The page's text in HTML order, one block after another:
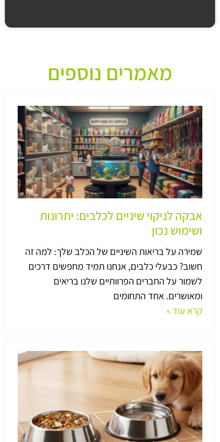
מאמרים נוספים
אבקה לניקוי שיניים לכלבים: יתרונות
ושימוש נכון
שמירה על בריאות השיניים של הכלב שלך: למה זה
חשוב? כבעלי כלבים, אנחנו תמיד מחפשים דרכים
לשמור על החברים הפרוותיים שלנו בריאים
ומאושרים. אחד התחומים
קרא עוד »